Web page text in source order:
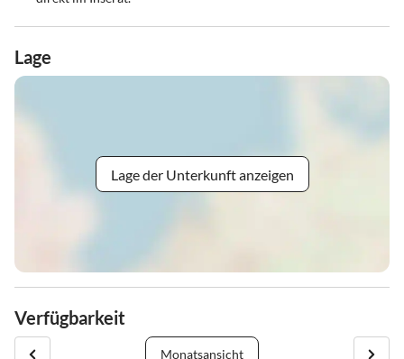
Lage
Lage der Unterkunft anzeigen
Verfügbarkeit
Monatsansicht